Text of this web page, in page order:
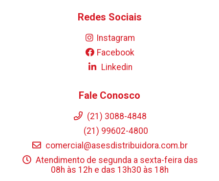
Redes Sociais
Instagram
Facebook
Linkedin
Fale Conosco
(21) 3088-4848
(21) 99602-4800
comercial@asesdistribuidora.com.br
Atendimento de segunda a sexta-feira das
08h às 12h e das 13h30 às 18h